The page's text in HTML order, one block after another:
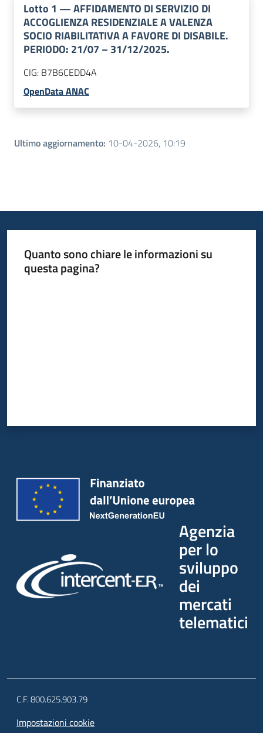
Lotto 1 —AFFIDAMENTO DI SERVIZIO DI
ACCOGLIENZA RESIDENZIALE A VALENZA
SOCIO RIABILITATIVA A FAVORE DI DISABILE.
PERIODO: 21/07 – 31/12/2025.
CIG: B7B6CEDD4A
OpenData ANAC
Ultimo aggiornamento: 10-04-2026, 10:19
Quanto sono chiare le informazioni su
questa pagina?
Agenzia
per lo
sviluppo
dei
mercati
telematici
C.F. 800.625.903.79
Impostazioni cookie